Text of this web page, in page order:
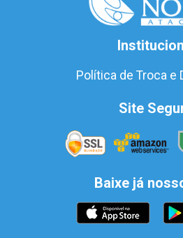
Política de Troca e
Site
Baixe já